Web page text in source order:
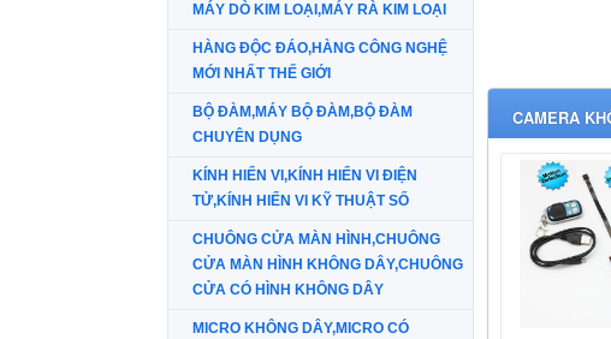
MÁY DÒ KIM LOẠI,MÁY RÀ KIM LOẠI
HÀNG ĐỘC ĐÁO,HÀNG CÔNG NGHỆ
MỚI NHẤT THẾ GIỚI
BỘ ĐÀM,MÁY BỘ ĐÀM,BỘ ĐÀM
CHUYÊN DỤNG
KÍNH HIỂN VI,KÍNH HIỂN VI ĐIỆN
TỬ,KÍNH HIỂN VI KỸ THUẬT SỐ
CHUÔNG CỬA MÀN HÌNH,CHUÔNG
CỬA MÀN HÌNH KHÔNG DÂY,CHUÔNG
CỬA CÓ HÌNH KHÔNG DÂY
MICRO KHÔNG DÂY,MICRO CÓ
CAMERA